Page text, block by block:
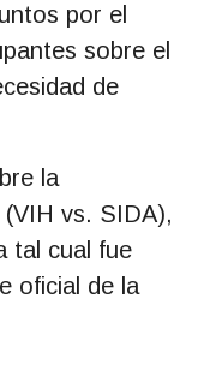
por el
sobre el
de
la
vs. SIDA),
tal cual fue
oficial de la